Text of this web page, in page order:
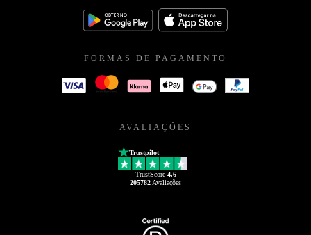
FORMAS DE PAGAMENTO
AVALIAÇÕES
Trustpilot
TrustScore 4.6
205782 Avaliações